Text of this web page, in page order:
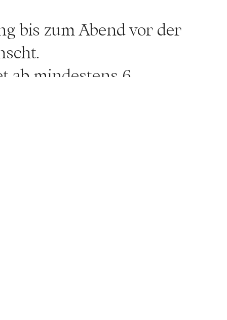
bis zum Abend vor der
ab mindestens 6